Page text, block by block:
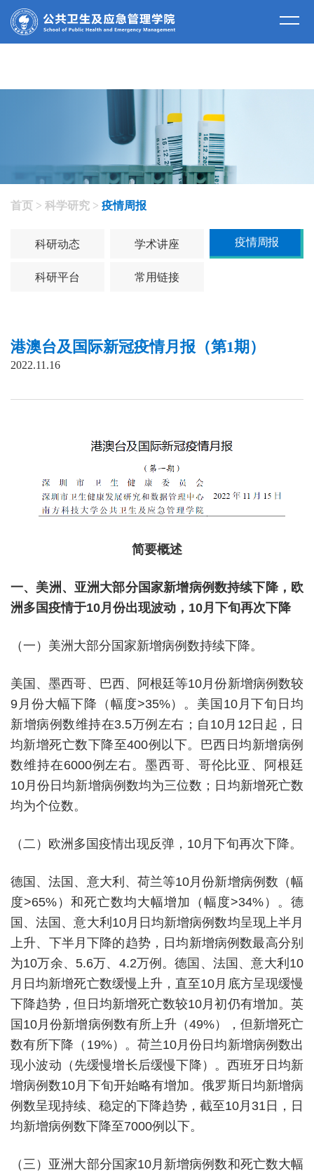
首页 > 科学研究 > 疫情周报
科研动态 学术讲座 疫情周报
科研平台 常用链接
港澳台及国际新冠疫情月报（第1期）
2022.11.16
简要概述
一、美洲、亚洲大部分国家新增病例数持续下降，欧
洲多国疫情于10月份出现波动，10月下旬再次下降
（一）美洲大部分国家新增病例数持续下降。
美国、墨西哥、巴西、阿根廷等10月份新增病例数较
9月份大幅下降（幅度>35%）。美国10月下旬日均
新增病例数维持在3.5万例左右；自10月12日起，日
均新增死亡数下降至400例以下。巴西日均新增病例
数维持在6000例左右。墨西哥、哥伦比亚、阿根廷
10月份日均新增病例数均为三位数；日均新增死亡数
均为个位数。
（二）欧洲多国疫情出现反弹，10月下旬再次下降。
德国、法国、意大利、荷兰等10月份新增病例数（幅
度>65%）和死亡数均大幅增加（幅度>34%）。德
国、法国、意大利10月日均新增病例数均呈现上半月
上升、下半月下降的趋势，日均新增病例数最高分别
为10万余、5.6万、4.2万例。德国、法国、意大利10
月日均新增死亡数缓慢上升，直至10月底方呈现缓慢
下降趋势，但日均新增死亡数较10月初仍有增加。英
国10月份新增病例数有所上升（49%），但新增死亡
数有所下降（19%）。荷兰10月份日均新增病例数出
现小波动（先缓慢增长后缓慢下降）。西班牙日均新
增病例数10月下旬开始略有增加。俄罗斯日均新增病
例数呈现持续、稳定的下降趋势，截至10月31日，日
均新增病例数下降至7000例以下。
（三）亚洲大部分国家10月新增病例数和死亡数大幅